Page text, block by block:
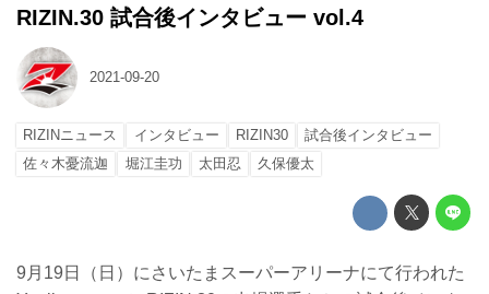
RIZIN.30 試合後インタビュー vol.4
2021-09-20
RIZINニュース インタビュー RIZIN30
試合後インタビュー
佐々木憂流迦
堀江圭功 太田忍 久保優太
9月19日（日）にさいたまスーパーアリーナにて行われた